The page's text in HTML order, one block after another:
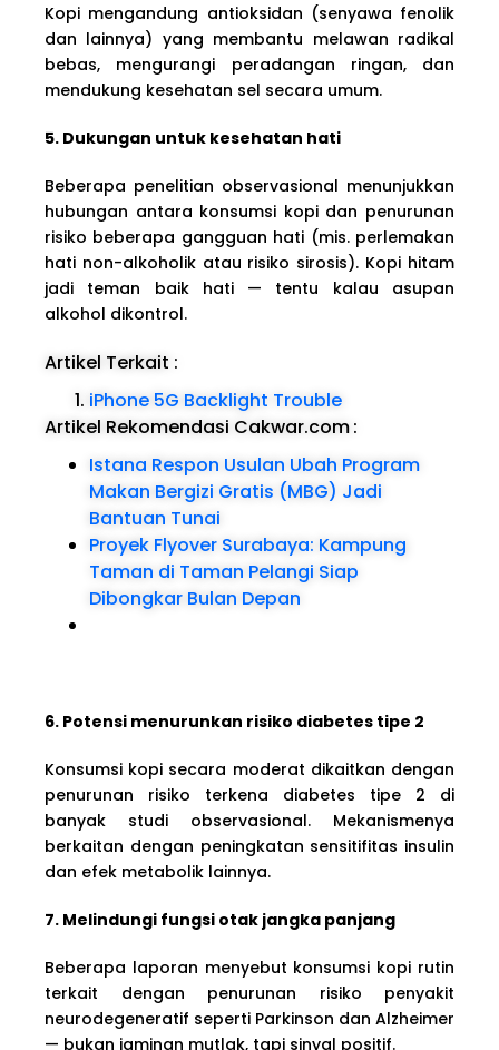
Kopi mengandung antioksidan (senyawa fenolik
dan lainnya) yang membantu melawan radikal
bebas, mengurangi peradangan ringan, dan
mendukung kesehatan sel secara umum.
5. Dukungan untuk kesehatan hati
Beberapa penelitian observasional menunjukkan
hubungan antara konsumsi kopi dan penurunan
risiko beberapa gangguan hati (mis. perlemakan
hati non-alkoholik atau risiko sirosis). Kopi hitam
jadi teman baik hati — tentu kalau asupan
alkohol dikontrol.
Artikel Terkait :
iPhone 5G Backlight Trouble
Artikel Rekomendasi Cakwar.com:
Istana Respon Usulan Ubah Program
Makan Bergizi Gratis (MBG) Jadi
Bantuan Tunai
Proyek Flyover Surabaya: Kampung
Taman di Taman Pelangi Siap
Dibongkar Bulan Depan
6. Potensi menurunkan risiko diabetes tipe 2
Konsumsi kopi secara moderat dikaitkan dengan
penurunan risiko terkena diabetes tipe 2 di
banyak studi observasional. Mekanismenya
berkaitan dengan peningkatan sensitifitas insulin
dan efek metabolik lainnya.
7. Melindungi fungsi otak jangka panjang
Beberapa laporan menyebut konsumsi kopi rutin
terkait dengan penurunan risiko penyakit
neurodegeneratif seperti Parkinson dan Alzheimer
— bukan jaminan mutlak, tapi sinyal positif.